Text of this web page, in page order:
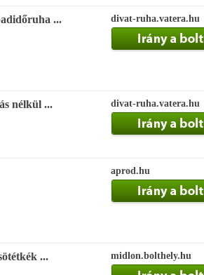
... divat-ruha.vatera.hu
nélkül ... divat-ruha.vatera.hu
aprod.hu
... midlon.bolthely.hu